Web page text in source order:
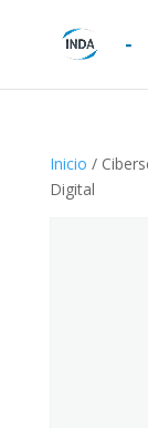
Inicio /
Digital